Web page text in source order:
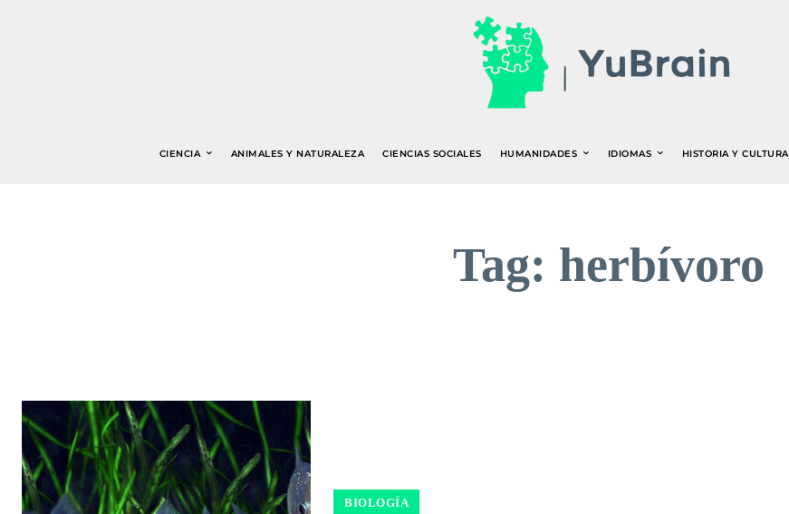
CIENCIA ANIMALES Y NATURALEZA CIENCIAS SOCIALES HUMANIDADES IDIOMAS HISTORIA Y CULTURA
Tag: herbívoro
BIOLOGÍA